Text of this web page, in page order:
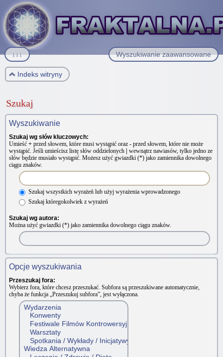
Wyszukiwanie zaawansowane
↓↓↓
Indeks witryny
Szukaj
Wyszukiwanie
Szukaj wg słów kluczowych:
Umieść + przed słowem, które musi wystąpić oraz - przed słowem, które nie może
wystąpić. Jeśli umieścisz listę słów oddzielonych
wewnątrz nawiasów, tylko jedno ze
słów będzie musiało wystąpić. Możesz użyć gwiazdki (*) jako zamiennika dowolnego
ciągu znaków.
Szukaj wszystkich wyrażeń lub użyj wyrażenia wprowadzonego
Szukaj któregokolwiek z wyrażeń
Szukaj wg autora:
Można użyć gwiazdki (*) jako zamiennika dowolnego ciągu znaków.
Opcje wyszukiwania
Przeszukaj fora:
Wybierz fora, które chcesz przeszukać. Subfora są przeszukiwane automatycznie,
chyba że funkcja „Przeszukuj subfora”, jest wyłączona.